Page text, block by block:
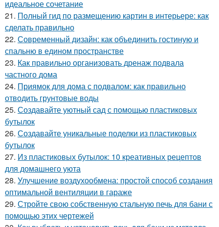
идеальное сочетание
21. Полный гид по размещению картин в интерьере: как
сделать правильно
22. Современный дизайн: как объединить гостиную и
спальню в едином пространстве
23. Как правильно организовать дренаж подвала
частного дома
24. Приямок для дома с подвалом: как правильно
отводить грунтовые воды
25. Создавайте уютный сад с помощью пластиковых
бутылок
26. Создавайте уникальные поделки из пластиковых
бутылок
27. Из пластиковых бутылок: 10 креативных рецептов
для домашнего уюта
28. Улучшение воздухообмена: простой способ создания
оптимальной вентиляции в гараже
29. Стройте свою собственную стальную печь для бани с
помощью этих чертежей